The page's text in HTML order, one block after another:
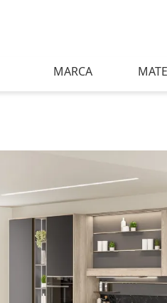
MARCA